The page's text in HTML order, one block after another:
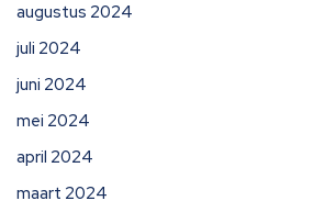
augustus 2024
juli 2024
juni 2024
mei 2024
april 2024
maart 2024